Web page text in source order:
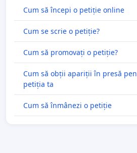
Cum să începi o petiție online
Cum se scrie o petiție?
Cum să promovați o petiție?
Cum să obții apariții în presă
petiția ta
Cum să înmânezi o petiție